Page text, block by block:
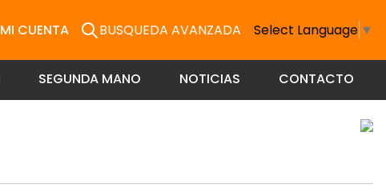
MI CUENTA BUSQUEDA AVANZADA Select Language ▼
SEGUNDA MANO NOTICIAS CONTACTO